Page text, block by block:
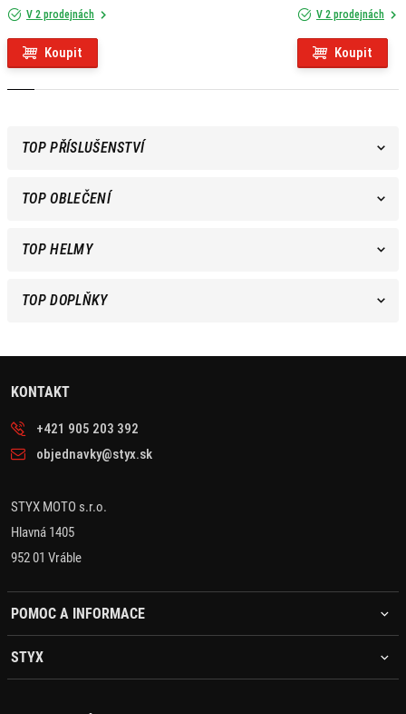
V 2 prodejnách
Koupit
V 2 prodejnách
Koupit
TOP PŘÍSLUŠENSTVÍ
TOP OBLEČENÍ
TOP HELMY
TOP DOPLŇKY
KONTAKT
+421 905 203 392
objednavky@styx.sk
STYX MOTO s.r.o.
Hlavná 1405
952 01 Vráble
POMOC A INFORMACE
STYX